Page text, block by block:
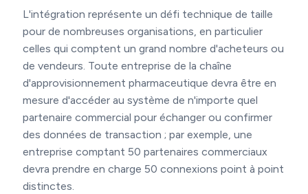
L'intégration représente un défi technique de taille
pour de nombreuses organisations, en particulier
celles qui comptent un grand nombre d'acheteurs ou
de vendeurs. Toute entreprise de la chaîne
d'approvisionnement pharmaceutique devra être en
mesure d'accéder au système de n'importe quel
partenaire commercial pour échanger ou confirmer
des données de transaction ; par exemple, une
entreprise comptant 50 partenaires commerciaux
devra prendre en charge 50 connexions point à point
distinctes.